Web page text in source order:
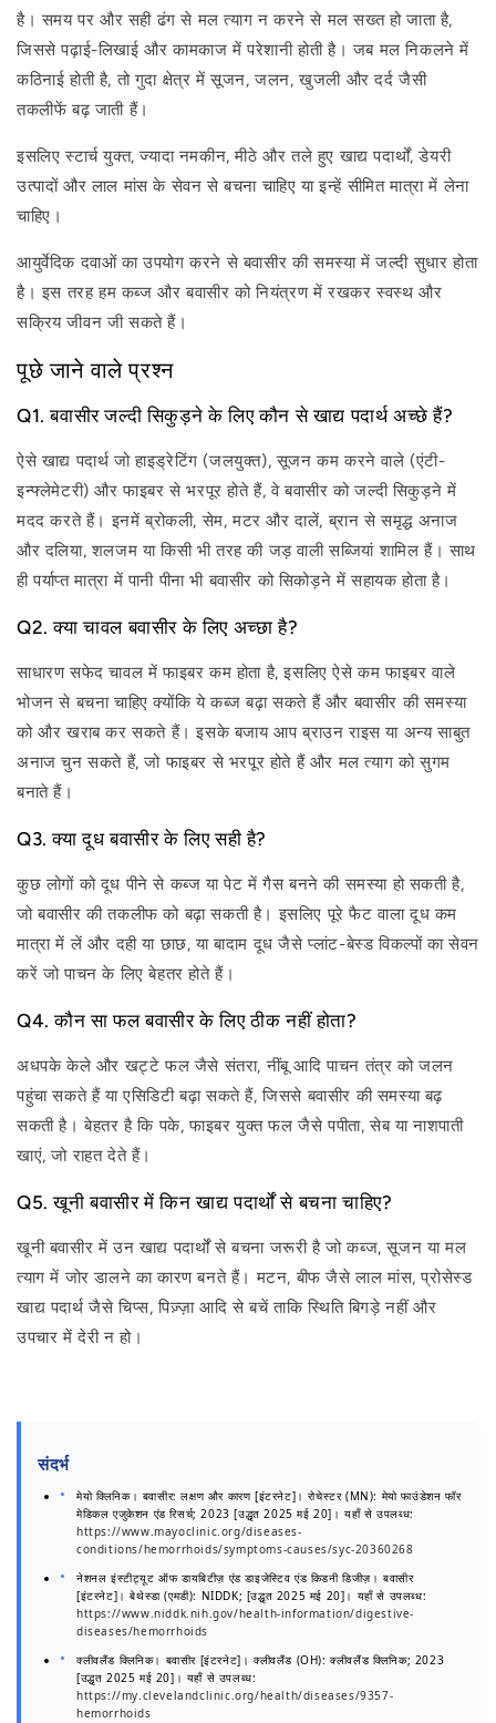
है। समय पर और सही ढंग से मल त्याग न करने से मल सख्त हो जाता है,
जिससे पढ़ाई-लिखाई और कामकाज में परेशानी होती है। जब मल निकलने में
कठिनाई होती है, तो गुदा क्षेत्र में सूजन, जलन, खुजली और दर्द जैसी
तकलीफें बढ़ जाती हैं।
इसलिए स्टार्च युक्त, ज्यादा नमकीन, मीठे और तले हुए खाद्य पदार्थों, डेयरी
उत्पादों और लाल मांस के सेवन से बचना चाहिए या इन्हें सीमित मात्रा में लेना
चाहिए।
आयुर्वेदिक दवाओं का उपयोग करने से बवासीर की समस्या में जल्दी सुधार होता
है। इस तरह हम कब्ज और बवासीर को नियंत्रण में रखकर स्वस्थ और
सक्रिय जीवन जी सकते हैं।
पूछे जाने वाले प्रश्न
Q1. बवासीर जल्दी सिकुड़ने के लिए कौन से खाद्य पदार्थ अच्छे हैं?
ऐसे खाद्य पदार्थ जो हाइड्रेटिंग (जलयुक्त), सूजन कम करने वाले (एंटी-
इन्फ्लेमेटरी) और फाइबर से भरपूर होते हैं, वे बवासीर को जल्दी सिकुड़ने में
मदद करते हैं। इनमें ब्रोकली, सेम, मटर और दालें, ब्रान से समृद्ध अनाज
और दलिया, शलजम या किसी भी तरह की जड़ वाली सब्जियां शामिल हैं। साथ
ही पर्याप्त मात्रा में पानी पीना भी बवासीर को सिकोड़ने में सहायक होता है।
Q2. क्या चावल बवासीर के लिए अच्छा है?
साधारण सफेद चावल में फाइबर कम होता है, इसलिए ऐसे कम फाइबर वाले
भोजन से बचना चाहिए क्योंकि ये कब्ज बढ़ा सकते हैं और बवासीर की समस्या
को और खराब कर सकते हैं। इसके बजाय आप ब्राउन राइस या अन्य साबुत
अनाज चुन सकते हैं, जो फाइबर से भरपूर होते हैं और मल त्याग को सुगम
बनाते हैं।
Q3. क्या दूध बवासीर के लिए सही है?
कुछ लोगों को दूध पीने से कब्ज या पेट में गैस बनने की समस्या हो सकती है,
जो बवासीर की तकलीफ को बढ़ा सकती है। इसलिए पूरे फैट वाला दूध कम
मात्रा में लें और दही या छाछ, या बादाम दूध जैसे प्लांट-बेस्ड विकल्पों का सेवन
करें जो पाचन के लिए बेहतर होते हैं।
Q4. कौन सा फल बवासीर के लिए ठीक नहीं होता?
अधपके केले और खट्टे फल जैसे संतरा, नींबू आदि पाचन तंत्र को जलन
पहुंचा सकते हैं या एसिडिटी बढ़ा सकते हैं, जिससे बवासीर की समस्या बढ़
सकती है। बेहतर है कि पके, फाइबर युक्त फल जैसे पपीता, सेब या नाशपाती
खाएं, जो राहत देते हैं।
Q5. खूनी बवासीर में किन खाद्य पदार्थों से बचना चाहिए?
खूनी बवासीर में उन खाद्य पदार्थों से बचना जरूरी है जो कब्ज, सूजन या मल
त्याग में जोर डालने का कारण बनते हैं। मटन, बीफ जैसे लाल मांस, प्रोसेस्ड
खाद्य पदार्थ जैसे चिप्स, पिज़्ज़ा आदि से बचें ताकि स्थिति बिगड़े नहीं और
उपचार में देरी न हो।
संदर्भ
मेयो क्लिनिक। बवासीर: लक्षण और कारण [इंटरनेट]। रोचेस्टर (MN): मेयो फाउंडेशन फॉर
मेडिकल एजुकेशन एंड रिसर्च; 2023 [उद्धृत 2025 मई 20]। यहाँ से उपलब्ध:
https://www.mayoclinic.org/diseases-
conditions/hemorrhoids/symptoms-causes/syc-20360268
नेशनल इंस्टीट्यूट ऑफ डायबिटीज़ एंड डाइजेस्टिव एंड किडनी डिजीज़। बवासीर
[इंटरनेट]। बेथेस्डा (एमडी): NIDDK; [उद्धृत 2025 मई 20]। यहाँ से उपलब्ध:
https://www.niddk.nih.gov/health-information/digestive-
diseases/hemorrhoids
क्लीवलैंड क्लिनिक। बवासीर [इंटरनेट]। क्लीवलैंड (OH): क्लीवलैंड क्लिनिक; 2023
[उद्धृत 2025 मई 20]। यहाँ से उपलब्ध:
https://my.clevelandclinic.org/health/diseases/9357-
hemorrhoids